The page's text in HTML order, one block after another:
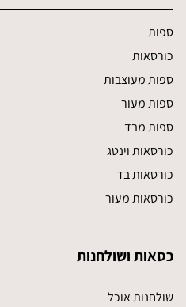
ספות
כורסאות
ספות מעוצבות
ספות מעור
ספות מבד
כורסאות וינטג
כורסאות בד
כורסאות מעור
כסאות ושולחנות
שולחנות אוכל